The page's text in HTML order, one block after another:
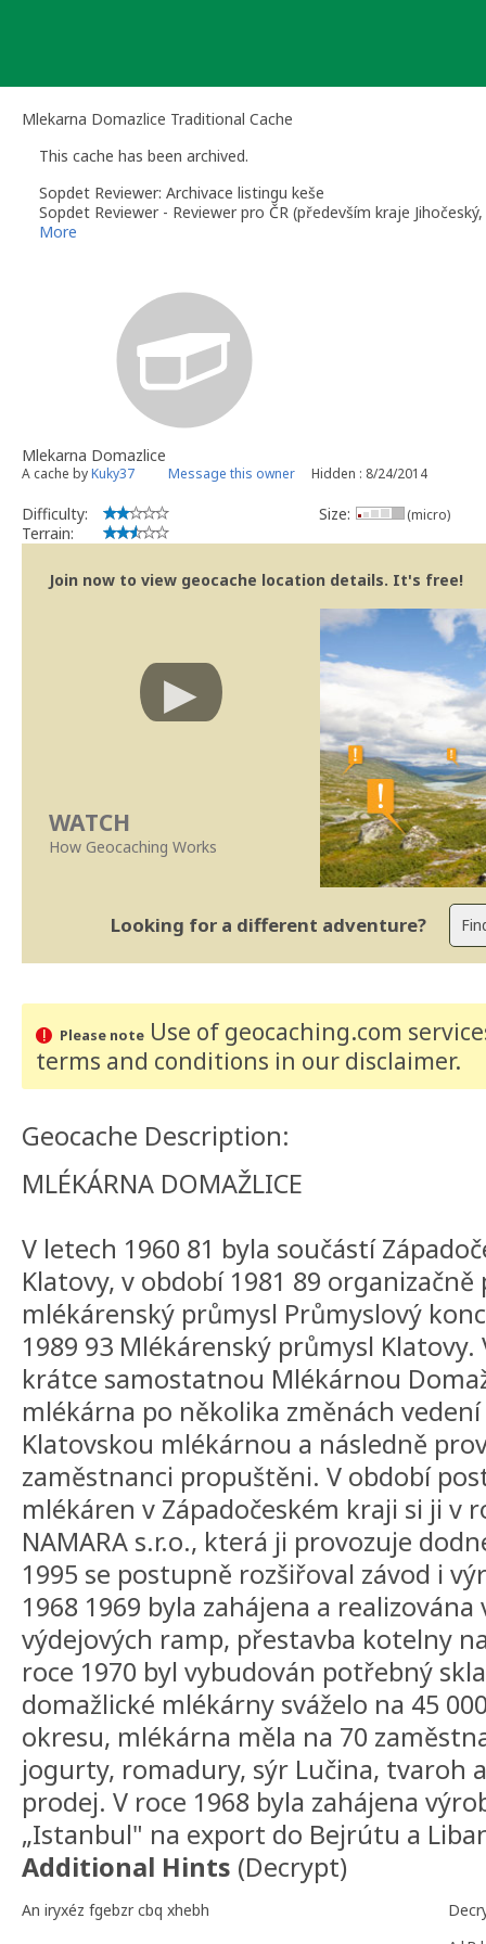
Mlekarna Domazlice Traditional Cache
This cache has been archived.
Sopdet Reviewer: Archivace listingu keše
Sopdet Reviewer - Reviewer pro ČR (především kraje
More
Mlekarna Domazlice
A cache byKuky37 Message this owner Hidden : 8/24/2014
Difficulty:
Terrain:
Size: (micro)
Join now to view geocache location details. It's free!
WATCH
How Geocaching Works
Looking for a different adventure?
Please noteUse of geocaching.com
terms and conditions in our disclaimer.
Geocache Description:
MLÉKÁRNA DOMAŽLICE
V letech 1960 81 byla součástí
Klatovy, v období 1981 89
mlékárenský průmysl Průmyslový
1989 93 Mlékárenský průmysl Klatovy.
krátce samostatnou Mlékárnou
mlékárna po několika změnách
Klatovskou mlékárnou a následně
zaměstnanci propuštěni. V období
mlékáren v Západočeském kraji si ji v
NAMARA s.r.o., která ji provozuje
1995 se postupně rozšiřoval závod i
1968 1969 byla zahájena a
výdejových ramp, přestavba kotelny
roce 1970 byl vybudován potřebný
domažlické mlékárny sváželo na 45
okresu, mlékárna měla na 70
jogurty, romadury, sýr Lučina, tvaroh
prodej. V roce 1968 byla zahájena
„Istanbul" na export do Bejrútu a
Additional Hints (Decrypt)
An iryxéz fgebzr cbq xhebh